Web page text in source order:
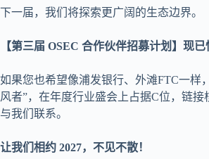
下一届，我们将探索更广阔的生态边界。
【第三届 OSEC 合作伙伴招募计划】现
如果您也希望像浦发银行、外滩FTC一样
风者”，在年度行业盛会上占据C位，链
与我们联系。
让我们相约 2027，不见不散！